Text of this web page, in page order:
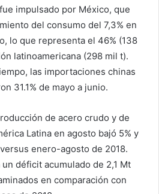
impulsado por México, que
del consumo del 7,3% en
lo que representa el 46% (138
latinoamericana (298 mil t).
las importaciones chinas
31.1% de mayo a junio.
de acero crudo y de
Latina en agosto bajó 5% y
enero-agosto de 2018.
déficit acumulado de 2,1 Mt
en comparación con